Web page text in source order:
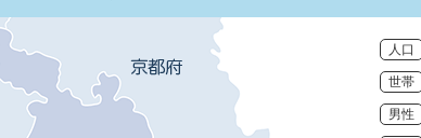
人口
世帯
男性